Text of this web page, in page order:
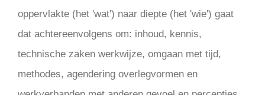
oppervlakte (het 'wat') naar diepte (het 'wie') gaat
dat achtereenvolgens om: inhoud, kennis,
technische zaken werkwijze, omgaan met tijd,
methodes, agendering overlegvormen en